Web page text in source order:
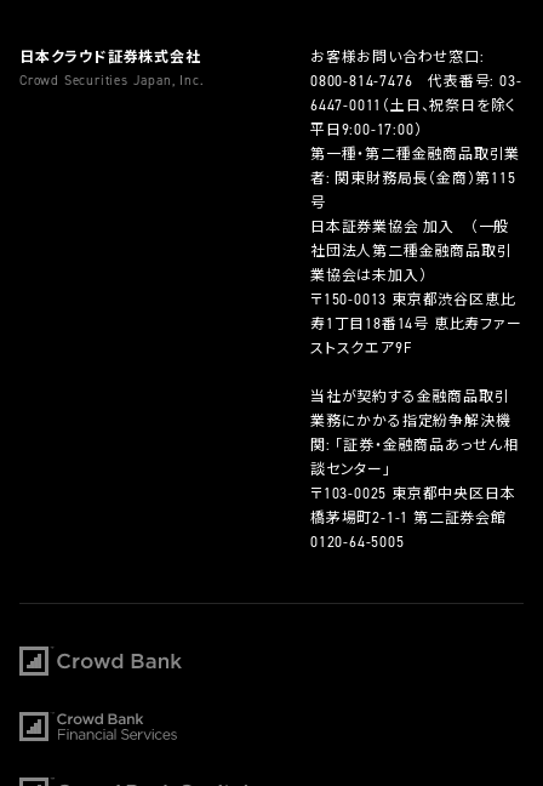
日本クラウド証券株式会社
Crowd Securities Japan, Inc.
お客様お問い合わせ窓口:
0800-814-7476 代表番号:03-
6447-0011 （土日、祝祭日を除く
平日9:00-17:00）
第一種・第二種金融商品取引業
者: 関東財務局長（金商）第115
号
日本証券業協会 加入 （一般
社団法人第二種金融商品取引
業協会は未加入）
〒150-0013 東京都渋谷区恵比
寿1丁目18番14号 恵比寿ファー
ストスクエア9F
当社が契約する金融商品取引
業務にかかる指定紛争解決機
関: 「証券・金融商品あっせん相
談センター」
〒103-0025 東京都中央区日本
橋茅場町2-1-1 第二証券会館
0120-64-5005